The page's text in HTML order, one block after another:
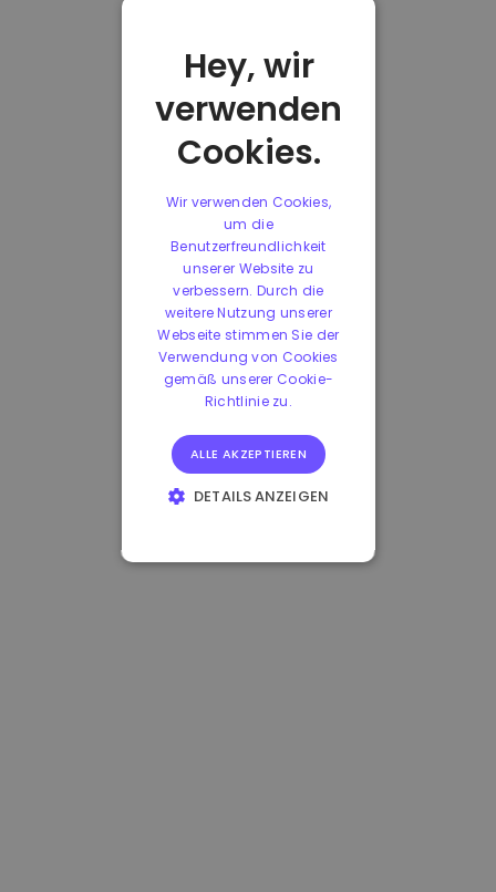
Hey, wir
verwenden
Cookies.
Wir verwenden Cookies,
um die
Benutzerfreundlichkeit
unserer Website zu
verbessern. Durch die
weitere Nutzung unserer
Webseite stimmen Sie der
Verwendung von Cookies
gemäß unserer Cookie-
Richtlinie zu.
ALLE AKZEPTIEREN
DETAILS ANZEIGEN